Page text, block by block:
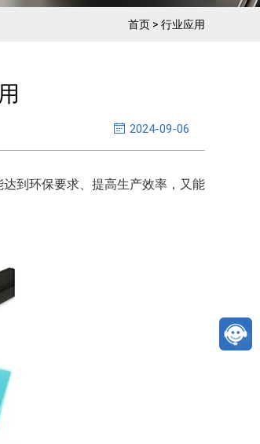
首页 > 行业应用
2024-09-06
到环保要求、提高生产效率，又能